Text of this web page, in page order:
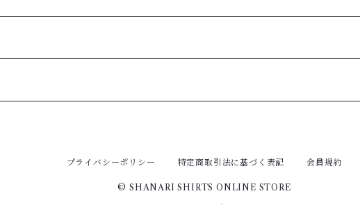
プライバシーポリシー 特定商取引法に基づく表記 会員規約
© SHANARI SHIRTS ONLINE STORE